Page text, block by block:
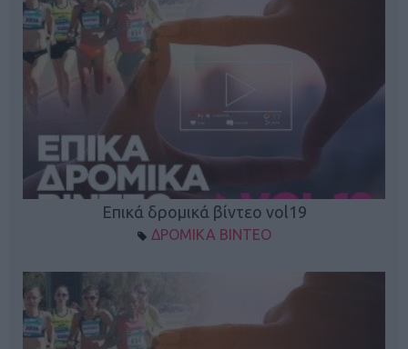
Επικά δρομικά βίντεο vol19
ΔΡΟΜΙΚΑ ΒΙΝΤΕΟ